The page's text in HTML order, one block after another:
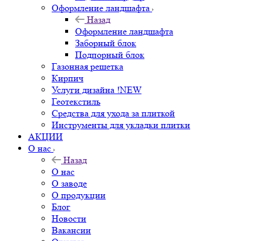
Оформление ландшафта
Назад
Оформление ландшафта
Заборный блок
Подпорный блок
Газонная решетка
Кирпич
Услуги дизайна !NEW
Геотекстиль
Средства для ухода за плиткой
Инструменты для укладки плитки
АКЦИИ
О нас
Назад
О нас
О заводе
О продукции
Блог
Новости
Вакансии